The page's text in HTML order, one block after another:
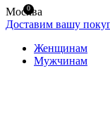
Москва
Доставим вашу
Женщинам
Мужчинам
0